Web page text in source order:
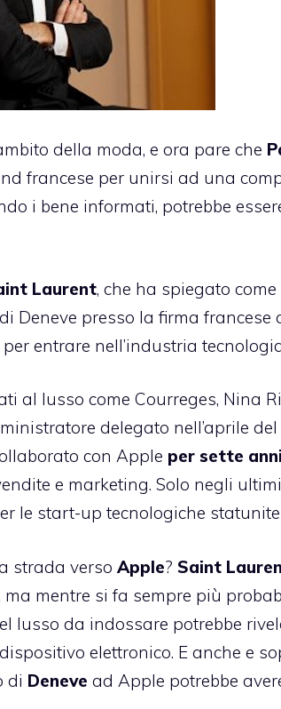
della moda, e ora pare che
francese per unirsi ad una
i bene informati, potrebbe
Laurent, che ha spiegato come
Deneve presso la firma francese
entrare nell’industria
al lusso come Courreges, Nina
delegato nell’aprile del
con Apple per sette anni
e marketing. Solo negli
le start-up tecnologiche
strada verso Apple? Saint
mentre si fa sempre più
lusso da indossare potrebbe
elettronico. E anche e
di Deneve ad Apple potrebbe